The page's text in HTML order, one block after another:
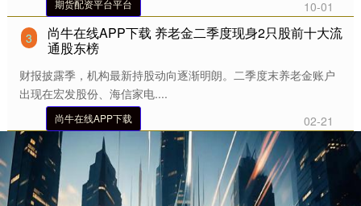
期货配资平台平台
10-01
3
尚牛在线APP下载 养老金二季度现身2只股前十大流
通股东榜
财报披露季，机构最新持股动向逐渐明朗。二季度末养老金账户
出现在宏发股份、海信家电....
尚牛在线APP下载 02-21